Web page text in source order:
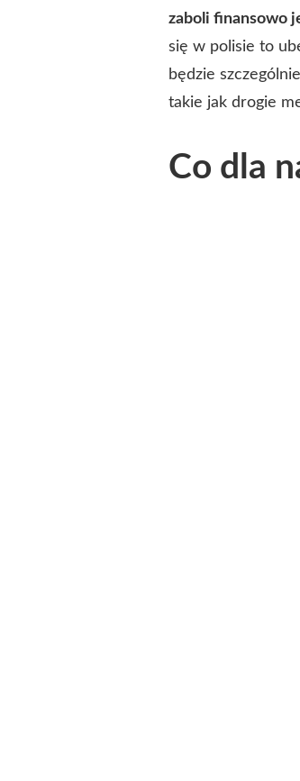
zaboli finansowo
się w polisie to
będzie
takie jak drogie
Co dla